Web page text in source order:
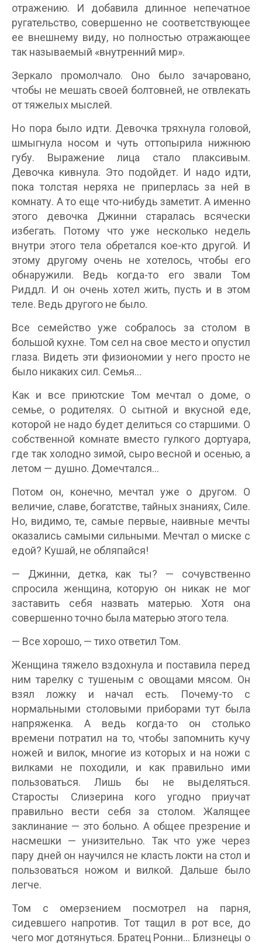
отражению. И добавила длинное непечатное
ругательство, совершенно не соответствующее
ее внешнему виду, но полностью отражающее
так называемый «внутренний мир».
Зеркало промолчало. Оно было зачаровано,
чтобы не мешать своей болтовней, не отвлекать
от тяжелых мыслей.
Но пора было идти. Девочка тряхнула головой,
шмыгнула носом и чуть оттопырила нижнюю
губу. Выражение лица стало плаксивым.
Девочка кивнула. Это подойдет. И надо идти,
пока толстая неряха не приперлась за ней в
комнату. А то еще что-нибудь заметит. А именно
этого девочка Джинни старалась всячески
избегать. Потому что уже несколько недель
внутри этого тела обретался кое-кто другой. И
этому другому очень не хотелось, чтобы его
обнаружили. Ведь когда-то его звали Том
Риддл. И он очень хотел жить, пусть и в этом
теле. Ведь другого не было.
Все семейство уже собралось за столом в
большой кухне. Том сел на свое место и опустил
глаза. Видеть эти физиономии у него просто не
было никаких сил. Семья…
Как и все приютские Том мечтал о доме, о
семье, о родителях. О сытной и вкусной еде,
которой не надо будет делиться со старшими. О
собственной комнате вместо гулкого дортуара,
где так холодно зимой, сыро весной и осенью, а
летом — душно. Домечтался…
Потом он, конечно, мечтал уже о другом. О
величие, славе, богатстве, тайных знаниях, Силе.
Но, видимо, те, самые первые, наивные мечты
оказались самыми сильными. Мечтал о миске с
едой? Кушай, не обляпайся!
— Джинни, детка, как ты? — сочувственно
спросила женщина, которую он никак не мог
заставить себя назвать матерью. Хотя она
совершенно точно была матерью этого тела.
— Все хорошо, — тихо ответил Том.
Женщина тяжело вздохнула и поставила перед
ним тарелку с тушеным с овощами мясом. Он
взял ложку и начал есть. Почему-то с
нормальными столовыми приборами тут была
напряженка. А ведь когда-то он столько
времени потратил на то, чтобы запомнить кучу
ножей и вилок, многие из которых и на ножи с
вилками не походили, и как правильно ими
пользоваться. Лишь бы не выделяться.
Старосты Слизерина кого угодно приучат
правильно вести себя за столом. Жалящее
заклинание — это больно. А общее презрение и
насмешки — унизительно. Так что уже через
пару дней он научился не класть локти на стол и
пользоваться ножом и вилкой. Дальше было
легче.
Том с омерзением посмотрел на парня,
сидевшего напротив. Тот тащил в рот все, до
чего мог дотянуться. Братец Ронни… Близнецы о